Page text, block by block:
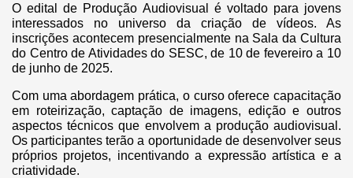
O edital de Produção Audiovisual é voltado para jovens
interessados no universo da criação de vídeos. As
inscrições acontecem presencialmente na Sala da Cultura
do Centro de Atividades do SESC, de 10 de fevereiro a 10
de junho de 2025.
Com uma abordagem prática, o curso oferece capacitação
em roteirização, captação de imagens, edição e outros
aspectos técnicos que envolvem a produção audiovisual.
Os participantes terão a oportunidade de desenvolver seus
próprios projetos, incentivando a expressão artística e a
criatividade.